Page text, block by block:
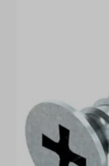
Pedidos de
Marcas